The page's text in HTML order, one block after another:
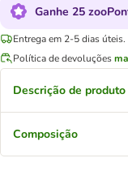
Ganhe 25
Entrega em 2-5 dias úteis.
Política de devoluções
Descrição de produto
Composição